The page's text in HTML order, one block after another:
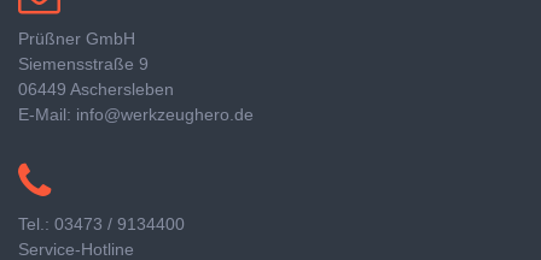
Prüßner GmbH
Siemensstraße 9
06449 Aschersleben
E-Mail: info@werkzeughero.de
Tel.: 03473 / 9134400
Service-Hotline